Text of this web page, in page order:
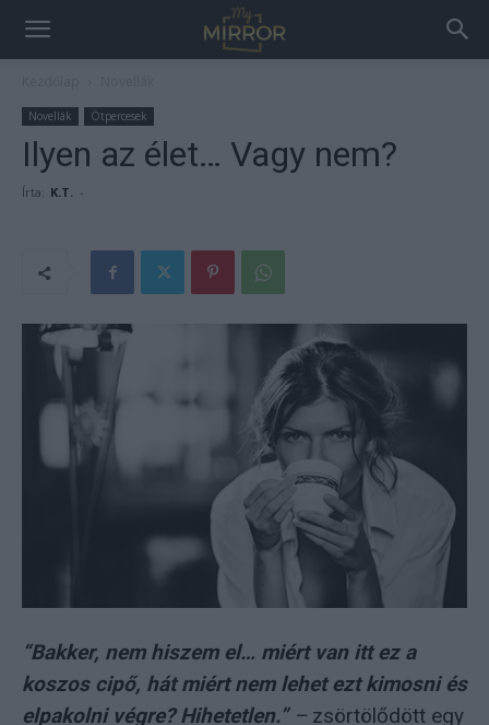
Novellák Ötpercesek
Ilyen az élet… Vagy nem?
Írta: K.T. -
“Bakker, nem hiszem el… miért van itt ez a
koszos cipő, hát miért nem lehet ezt kimosni és
elpakolni végre? Hihetetlen.”–zsörtölődött egy